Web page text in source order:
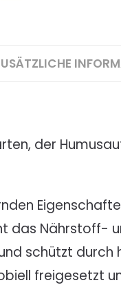
der
das Nährstoff-
schützt
freigesetzt